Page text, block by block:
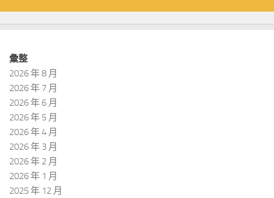
彙整
2026 年 8 月
2026 年 7 月
2026 年 6 月
2026 年 5 月
2026 年 4 月
2026 年 3 月
2026 年 2 月
2026 年 1 月
2025 年 12 月